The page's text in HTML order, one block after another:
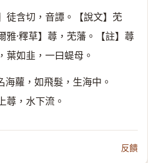
徒含切，音譚。【說文】䒞
雅·釋草】蕁，䒞藩。【註】蕁
葉如韭，一曰蝭母。
海蘿，如飛髮，生海中。
蕁，水下流。
反饋